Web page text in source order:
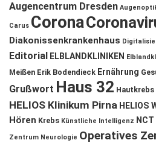
Augencentrum Dresden
Carus Corona
Diakonissenkrankenhaus
Editorial ELBLANDKLINIKEN
Meißen Erik Bodendieck Ernährung
Grußwort Haus 32 Hautkrebs
HELIOS Klinikum Pirna HELIOS
Hören Krebs Künstliche Intelligenz NCT
Zentrum Neurologie Operatives